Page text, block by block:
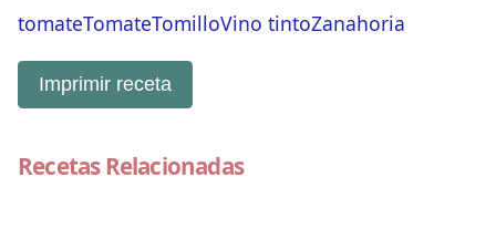
tomateTomateTomilloVino tintoZanahoria
Imprimir receta
Recetas Relacionadas